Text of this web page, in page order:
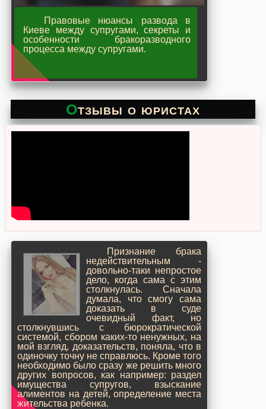
Правовые нюансы развода в
Киеве между супругами, секреты и
особенности бракоразводного
процесса между супругами.
Отзывы о юристах
Признание брака
недействительным -
довольно-таки непростое
дело, когда сама с этим
столкнулась. Сначала
думала, что смогу сама
доказать в суде
очевидный факт, но
столкнувшись с бюрократической
системой, сбором каких-то ненужных, на
мой взгляд, доказательств, поняла, что в
одиночку точну не справлюсь. Кроме того
необходимо было сразу же решить много
других вопросов, как например: раздел
имущества супругов, взыскание
алиментов на детей, определение места
жительства ребенка.